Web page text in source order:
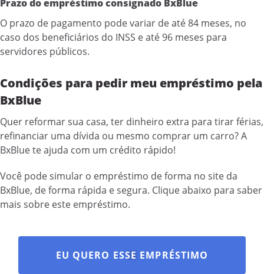
Prazo do empréstimo consignado BxBlue
O prazo de pagamento pode variar de até 84 meses, no
caso dos beneficiários do INSS e até 96 meses para
servidores públicos.
Condições para pedir meu empréstimo pela
BxBlue
Quer reformar sua casa, ter dinheiro extra para tirar férias,
refinanciar uma dívida ou mesmo comprar um carro? A
BxBlue te ajuda com um crédito rápido!
Você pode simular o empréstimo de forma no site da
BxBlue, de forma rápida e segura. Clique abaixo para saber
mais sobre este empréstimo.
EU QUERO ESSE EMPRÉSTIMO